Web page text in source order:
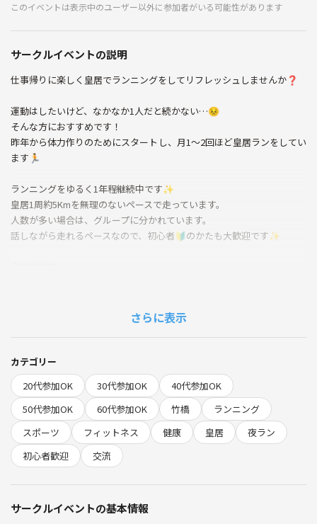
このイベントは表示中のユーザー以外に参加者がいる可能性があります
サークルイベントの説明
仕事帰りに楽しく皇居でランニングをしてリフレッシュしませんか❓
運動はしたいけど、なかなか1人だと続かない…😣
そんな方におすすめです！
昨年から体力作りのためにスタートし、月1〜2回ほど皇居ランをしてい
ます🏃
ランニングをゆるく1年程継続中です✨
皇居1周約5Kmを無理のないペースで走っています。
人数が多い場合は、グループに分かれています。
話しながら走れるペースなので、初心者🔰のかたも大歓迎です✨
•場所：Re.Ra.Ku PRO 竹橋皇居前店
・20:00 リラク前集合
（各自、着替えをお済ませください）
・20:15 出発🏃
軽くストレッチをし、簡単な自己紹介をして出発予定です♪
・状況によって途中で休憩をはさみます。
・途中合流は難しいため、時間に余裕をもってお越しください🙇‍♂️
・21:15頃 終了予定
⭐️こんな方におすすめ！
さらに表示
カテゴリー
20代参加OK
30代参加OK
40代参加OK
50代参加OK
60代参加OK 竹橋
ランニング
スポーツ
フィットネス 健康 皇居
夜ラン
初心者歓迎
交流
サークルイベントの基本情報